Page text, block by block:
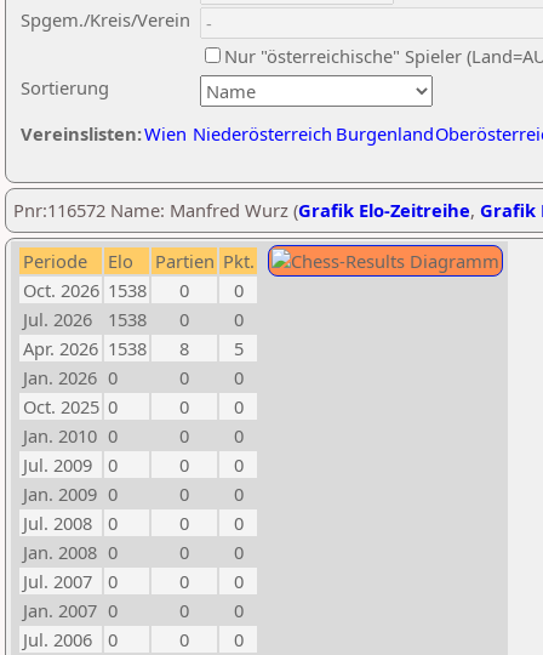
Sortierung
Spgem./Kreis/Verein
Nur "österreichische" Spieler
Vereinslisten:Wien Niederösterreich Burgenland
Pnr:116572 Name: Manfred Wurz (Grafik Elo-Zeitreihe, Grafik
Periode Elo Partien Pkt.
Oct. 2026 1538 0
0
Jul. 2026
1538 0
0
Apr. 2026 1538 8
5
Jan. 2026 0 0
0
Oct. 2025 0 0
0
Jan. 2010 0 0
0
Jul. 2009
0 0
0
Jan. 2009 0 0
0
Jul. 2008
0 0
0
Jan. 2008 0 0
0
Jul. 2007
0 0
0
Jan. 2007 0 0
0
Jul. 2006
0 0
0